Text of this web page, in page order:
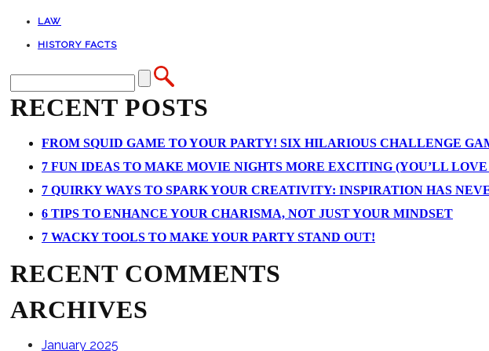
LAW
HISTORY FACTS
RECENT POSTS
FROM SQUID GAME TO YOUR PARTY! SIX HILARIOUS CHALLENGE
7 FUN IDEAS TO MAKE MOVIE NIGHTS MORE EXCITING (YOU’LL LOVE
7 QUIRKY WAYS TO SPARK YOUR CREATIVITY: INSPIRATION HAS
6 TIPS TO ENHANCE YOUR CHARISMA, NOT JUST YOUR MINDSET
7 WACKY TOOLS TO MAKE YOUR PARTY STAND OUT!
RECENT COMMENTS
ARCHIVES
January 2025